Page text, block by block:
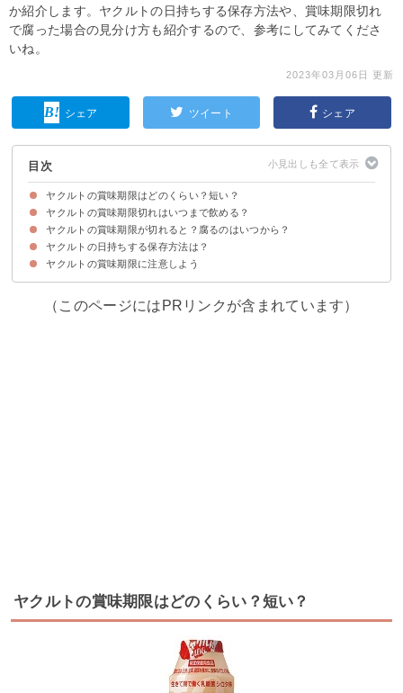
か紹介します。ヤクルトの日持ちする保存方法や、賞味期限切れ
で腐った場合の見分け方も紹介するので、参考にしてみてくださ
いね。
2023年03月06日 更新
シェア ツイート シェア
目次
ヤクルトの賞味期限はどのくらい？短い？
ヤクルトの種類別の賞味期限
ヤクルトの賞味期限切れはいつまで飲める？
賞味期限の定義
腐っていなければ飲めるが乳酸菌が死滅する
ヤクルトの賞味期限が切れると？腐るのはいつから？
①賞味期限が切れて1日〜2日後
②賞味期限が切れて3日〜5後
③賞味期限が切れて1週間後
④賞味期限が切れて2週間後
ヤクルトが腐って飲めない状態を整理
ヤクルトの日持ちする保存方法は？
①冷蔵保存
②冷凍保存
常温保存はおすすめしない
ヤクルトの賞味期限に注意しよう
（このページにはPRリンクが含まれています）
ヤクルトの賞味期限はどのくらい？短い？